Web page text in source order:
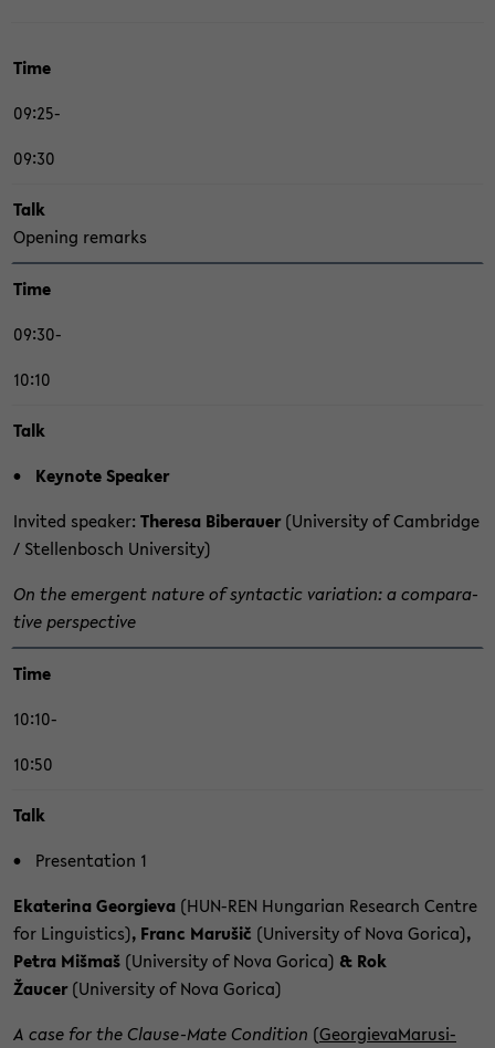
Time
09:25-
09:30
Talk
Ope­ning re­marks
Time
09:30-
10:10
Talk
Key­note Spea­ker
​In­vi­ted spea­ker: The­re­sa Bi­ber­au­er(Uni­ver­si­ty of Cam­bridge
/ Stel­len­bosch Uni­ver­si­ty)
On the emer­gent na­tu­re of syn­tac­tic va­ria­ti­on: a com­pa­ra­
ti­ve per­spec­ti­ve
Time
10:10-
10:50
Talk
Pre­sen­ta­ti­on 1
Eka­te­ri­na Ge­or­gi­e­va (HUN-​REN Hun­ga­ri­an Re­se­arch Cent­re
for Lin­gu­is­tics), Franc Marušič (Uni­ver­si­ty of Nova Go­ri­ca),
Petra Mišmaš (Uni­ver­si­ty of Nova Go­ri­ca) & Rok
Žaucer(Uni­ver­si­ty of Nova Go­ri­ca)
A case for the Clause-​Mate Con­di­ti­on (Ge­or­gi­e­va­Ma­ru­si­